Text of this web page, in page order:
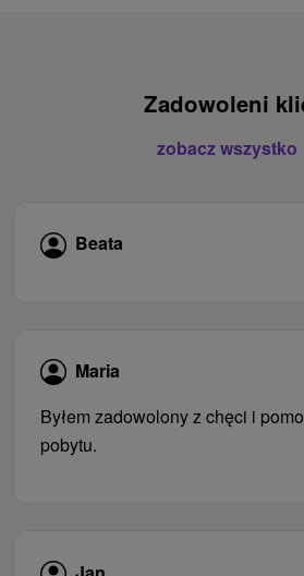
Zadowoleni
zobacz wszystko
Beata
Maria
Byłem zadowolony z chęci i
pobytu.